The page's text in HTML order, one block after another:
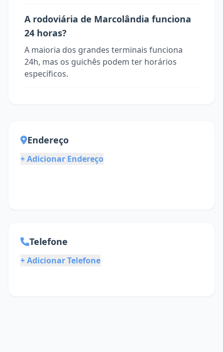
A rodoviária de Marcolândia funciona
24 horas?
A maioria dos grandes terminais funciona
24h, mas os guichês podem ter horários
específicos.
Endereço
+ Adicionar Endereço
Telefone
+ Adicionar Telefone